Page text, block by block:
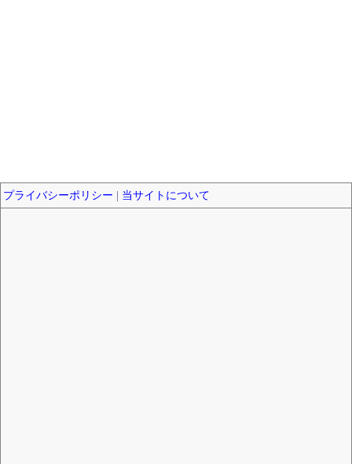
プライバシーポリシー 当サイトについて